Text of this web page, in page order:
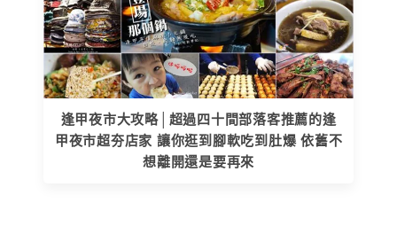
逢甲夜市大攻略│超過四十間部落客推薦的逢
甲夜市超夯店家 讓你逛到腳軟吃到肚爆 依舊不
想離開還是要再來